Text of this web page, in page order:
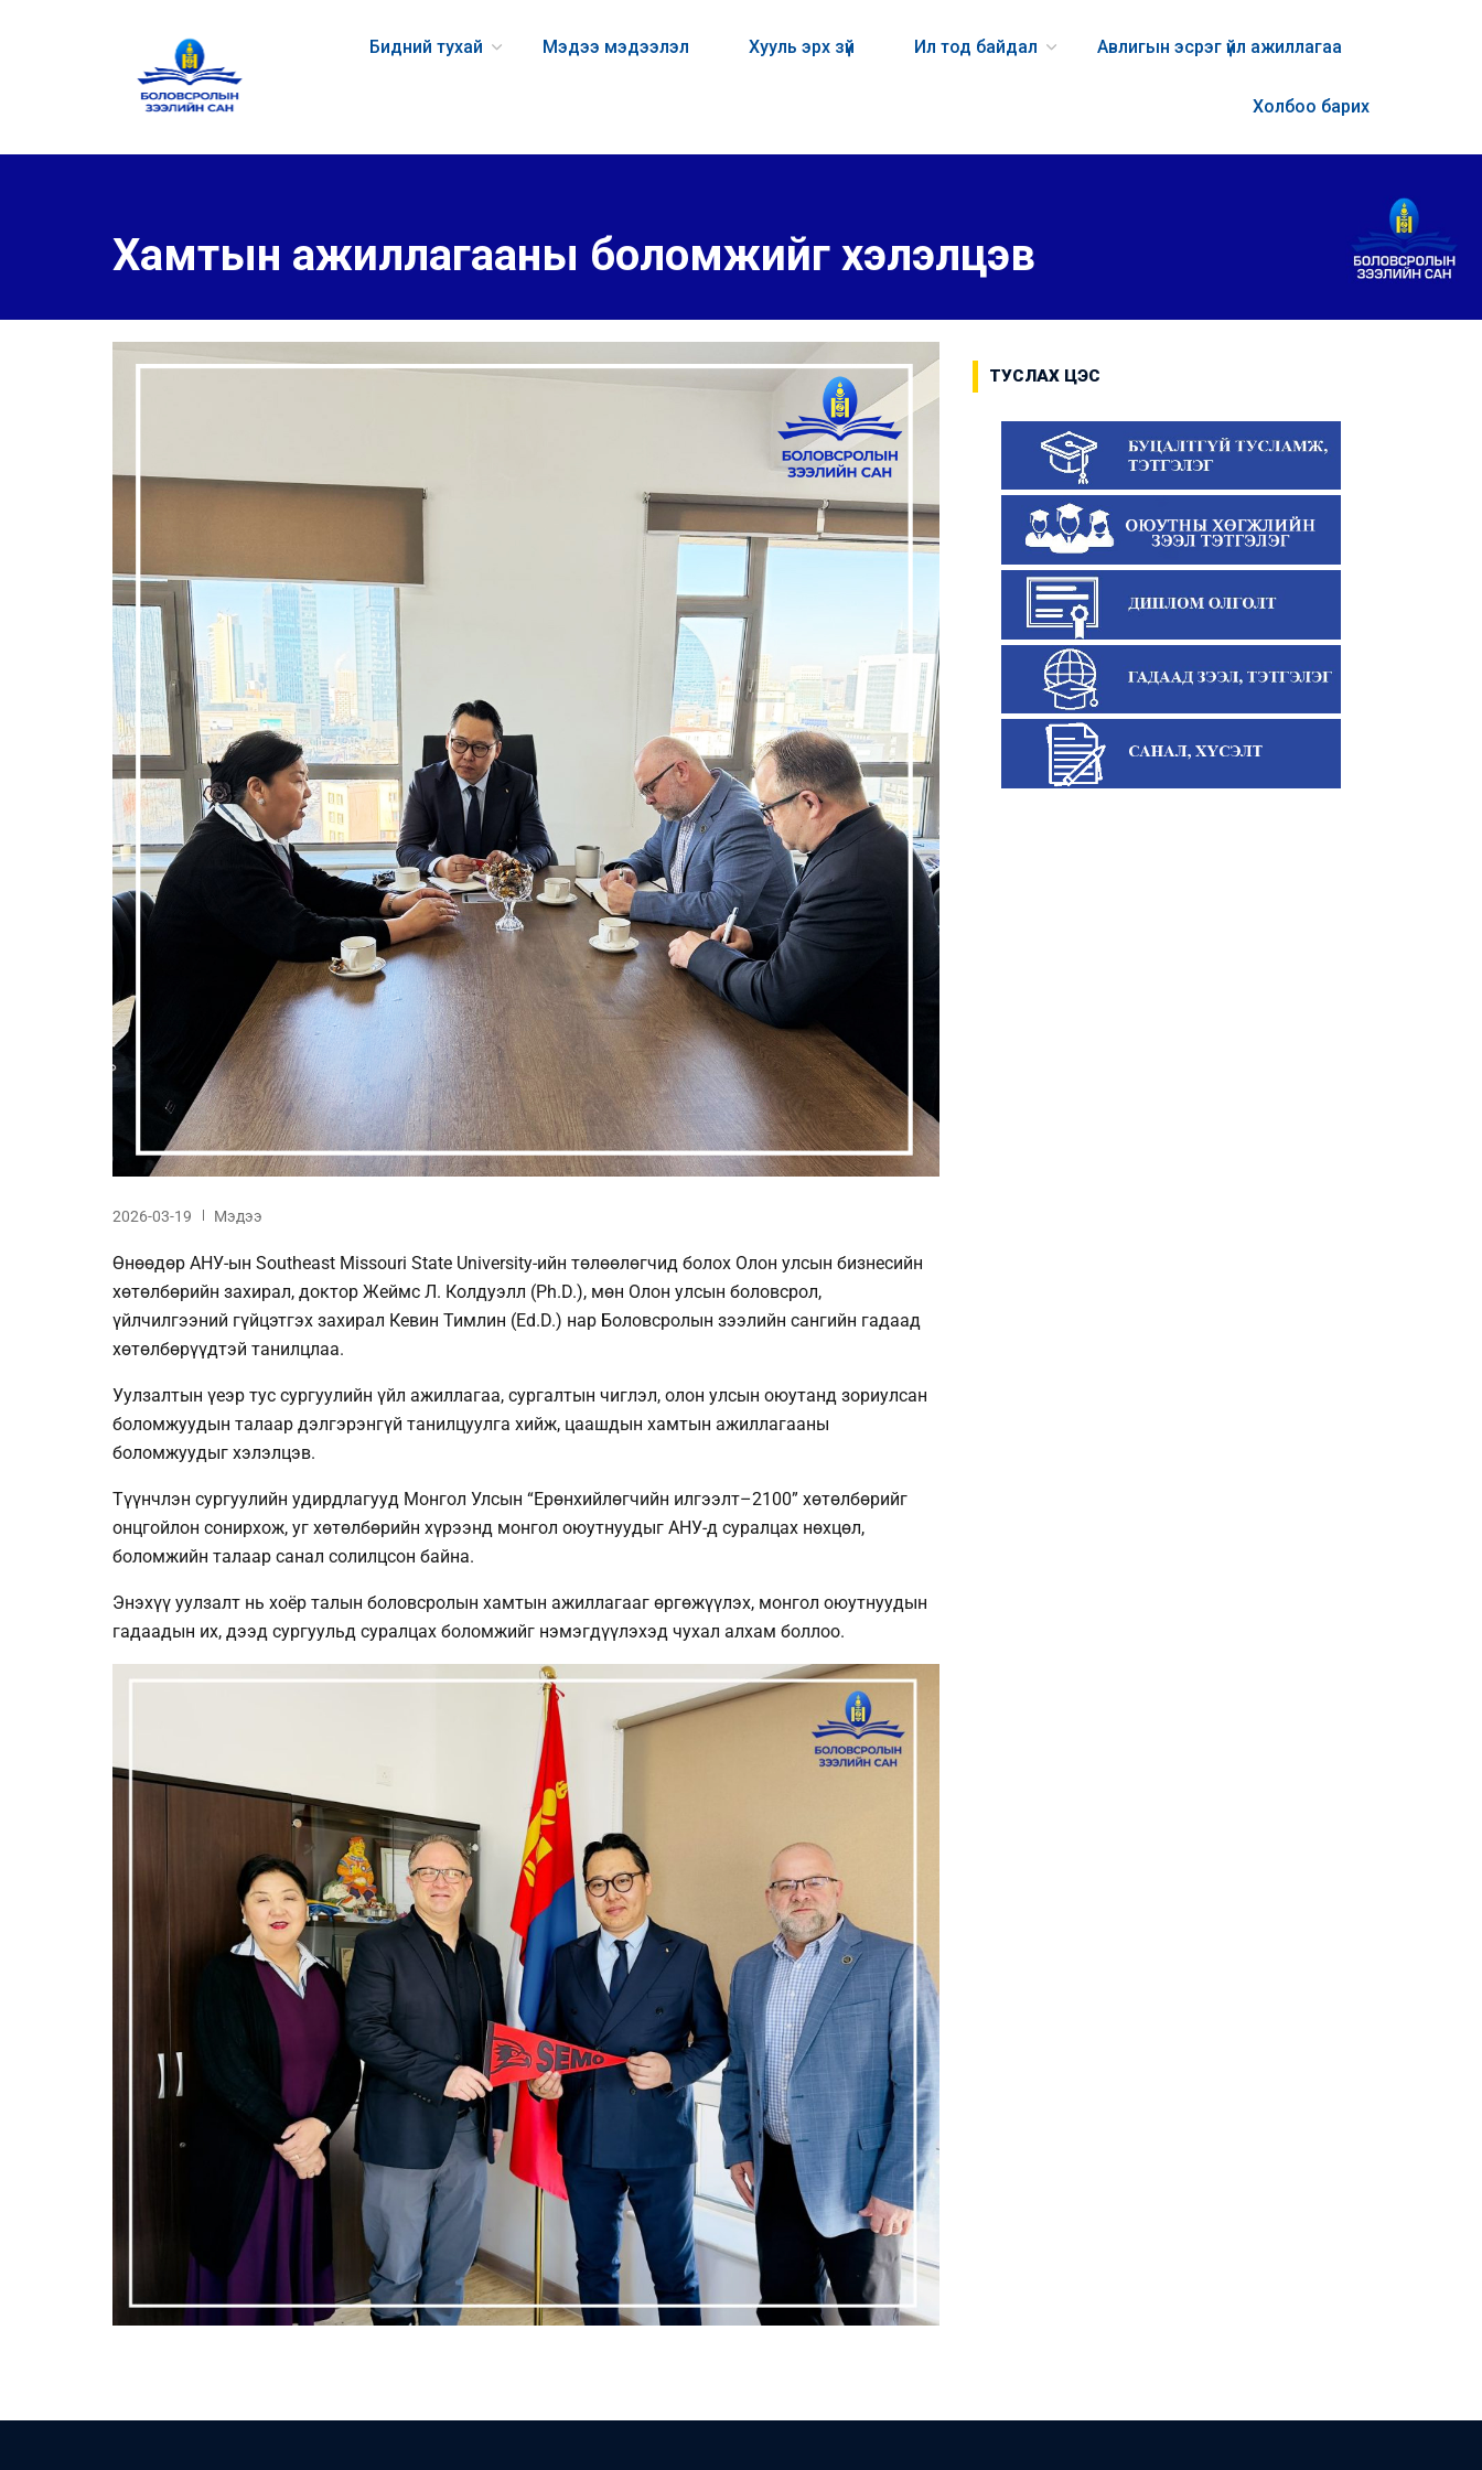
Бидний тухай Мэдээ мэдээлэл Хууль эрх зүй Ил тод байдал Авлигын эсрэг үйл ажиллагаа
Холбоо барих
Хамтын ажиллагааны боломжийг хэлэлцэв
2026-03-19 Мэдээ
Өнөөдөр АНУ-ын Southeast Missouri State University-ийн төлөөлөгчид болох Олон улсын бизнесийн
хөтөлбөрийн захирал, доктор Жеймс Л. Колдуэлл (Ph.D.), мөн Олон улсын боловсрол,
үйлчилгээний гүйцэтгэх захирал Кевин Тимлин (Ed.D.) нар Боловсролын зээлийн сангийн гадаад
хөтөлбөрүүдтэй танилцлаа.
Уулзалтын үеэр тус сургуулийн үйл ажиллагаа, сургалтын чиглэл, олон улсын оюутанд зориулсан
боломжуудын талаар дэлгэрэнгүй танилцуулга хийж, цаашдын хамтын ажиллагааны
боломжуудыг хэлэлцэв.
Түүнчлэн сургуулийн удирдлагууд Монгол Улсын “Ерөнхийлөгчийн илгээлт–2100” хөтөлбөрийг
онцгойлон сонирхож, уг хөтөлбөрийн хүрээнд монгол оюутнуудыг АНУ-д суралцах нөхцөл,
боломжийн талаар санал солилцсон байна.
Энэхүү уулзалт нь хоёр талын боловсролын хамтын ажиллагааг өргөжүүлэх, монгол оюутнуудын
гадаадын их, дээд сургуульд суралцах боломжийг нэмэгдүүлэхэд чухал алхам боллоо.
ТУСЛАХ ЦЭС